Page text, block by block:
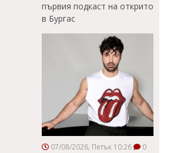
първия подкаст на открито
в Бургас
07/08/2026, Петък 10:26 0